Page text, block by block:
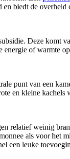
biedt de overheid
Deze komt
of warmte
punt van een
en kleine
relatief weinig
als voor het
een leuke